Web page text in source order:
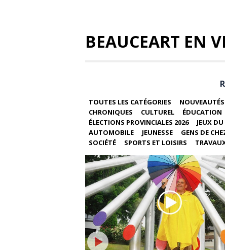
BEAUCEART EN
TOUTES LES CATÉGORIES NOUVEAUTÉS
CHRONIQUES
CULTUREL ÉDUCATION
ÉLECTIONS PROVINCIALES 2026
JEUX
AUTOMOBILE
JEUNESSE GENS DE
SOCIÉTÉ
SPORTS ET LOISIRS